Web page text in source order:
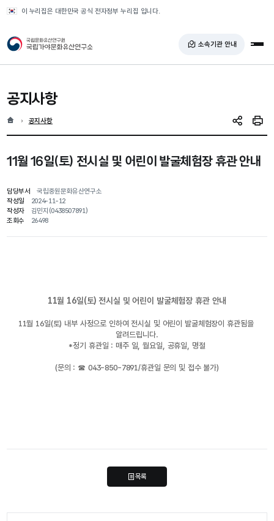
이 누리집은 대한민국 공식 전자정부 누리집 입니다.
국가유산청 국립가야문화유산연구소 소속기관 안내 전
공지사항
홈 현재 위치
공지사항 SNS 공유인쇄
11월 16일(토) 전시실 및 어린이 발굴체험장 휴관 안내
담당부서
국립중원문화유산연구소
작성일
2024-11-12
작성자
김민지(0438507891)
조회수
26498
11월 16일(토) 전시실 및 어린이 발굴체험장 휴관 안내
11월 16일(토) 내부 사정으로 인하여 전시실 및 어린이 발굴체험장이 휴관됨을
알려드립니다.
*정기 휴관일 : 매주 일, 월요일, 공휴일, 명절
(문의 : ☎ 043-850-7891/휴관일 문의 및 접수 불가)
목록